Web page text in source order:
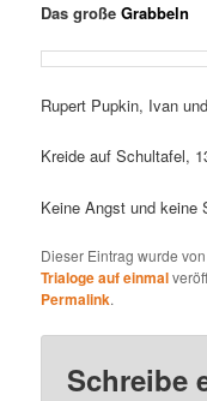
Das großeGrabbeln
Rupert Pupkin, Ivan
Kreide auf Schultafel,
Keine Angst und keine
Dieser Eintrag wurde von
Trialoge auf einmal
Permalink.
Schreibe